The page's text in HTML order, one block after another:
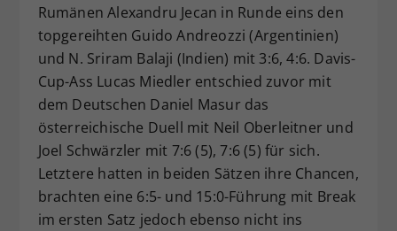
Rumänen Alexandru Jecan in Runde eins den
topgereihten Guido Andreozzi (Argentinien)
und N. Sriram Balaji (Indien) mit 3:6, 4:6. Davis-
Cup-Ass Lucas Miedler entschied zuvor mit
dem Deutschen Daniel Masur das
österreichische Duell mit Neil Oberleitner und
Joel Schwärzler mit 7:6 (5), 7:6 (5) für sich.
Letztere hatten in beiden Sätzen ihre Chancen,
brachten eine 6:5- und 15:0-Führung mit Break
im ersten Satz jedoch ebenso nicht ins